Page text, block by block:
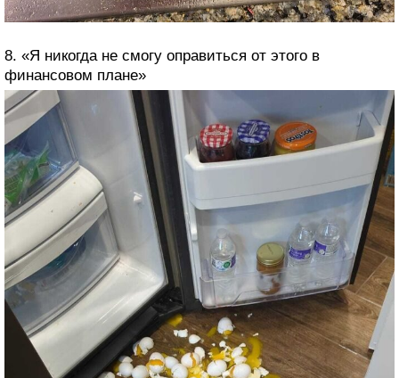
8. «Я никогда не смогу оправиться от этого в
финансовом плане»